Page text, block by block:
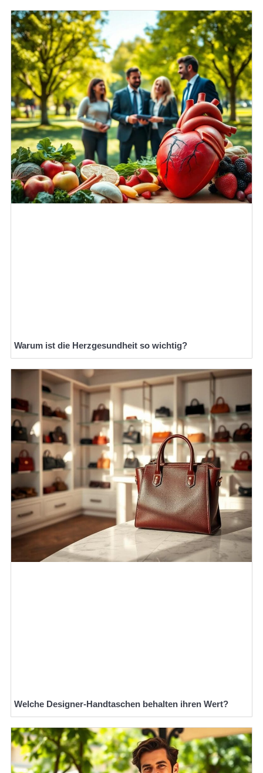
Warum ist die Herzgesundheit so wichtig?
Welche Designer-Handtaschen behalten ihren Wert?